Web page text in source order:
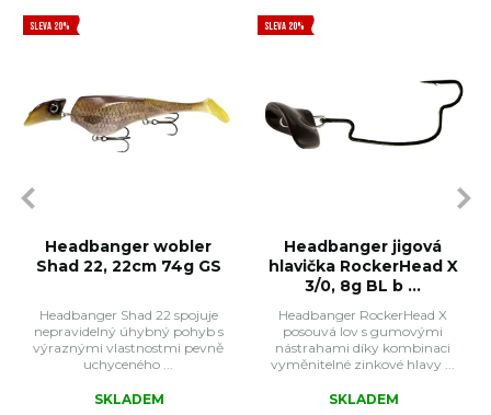
SLEVA 20%
Headbanger wobler
Shad 22, 22cm 74g GS
Headbanger Shad 22 spojuje
nepravidelný úhybný pohyb s
výraznými vlastnostmi pevně
uchyceného ...
SKLADEM
SLEVA 20%
Headbanger jigová
hlavička RockerHead X
3/0, 8g BL b ...
Headbanger RockerHead X
posouvá lov s gumovými
nástrahami díky kombinaci
vyměnitelné zinkové hlavy ...
SKLADEM